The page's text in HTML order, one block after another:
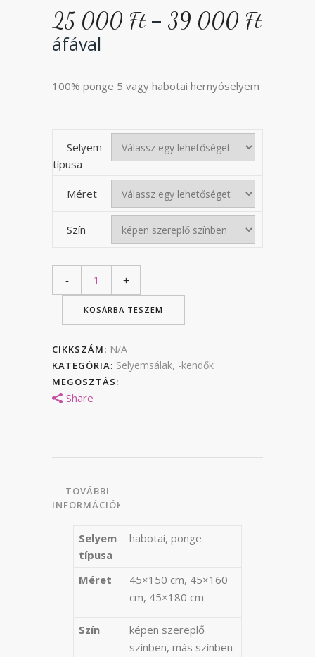
25 000 Ft – 39 000 Ft25
áfával
100% ponge 5 vagy habotai hernyóselyem
Selyem
típusa
Méret
Szín
KOSÁRBA TESZEM
CIKKSZÁM: N/A
KATEGÓRIA: Selyemsálak, -kendők
MEGOSZTÁS:
Share
TOVÁBBI
INFORMÁCIÓK
Selyem
típusa
habotai, ponge
Méret
45×150 cm, 45×160
cm, 45×180 cm
Szín
képen szereplő
színben, más színben